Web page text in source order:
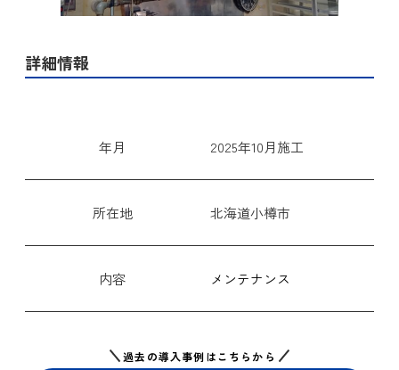
詳細情報
年月 2025年10月施工
所在地 北海道小樽市
内容 メンテナンス
過去の導入事例はこちらから